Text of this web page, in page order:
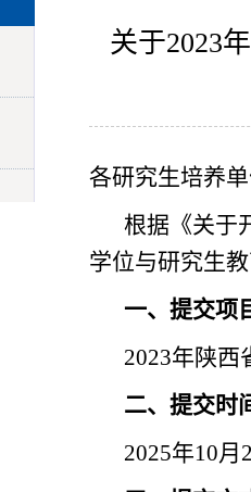
关于2023
各研究生培养单
根据《关于
学位与研究生
一、提交项
2023年陕西
二、提交时
2025年10月